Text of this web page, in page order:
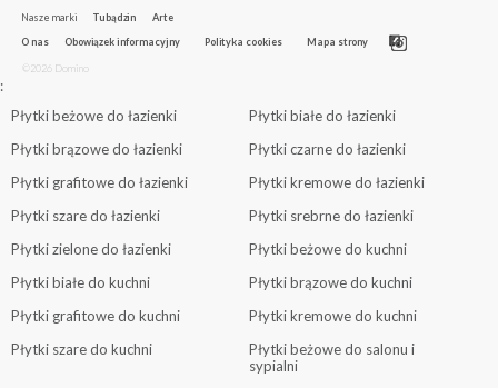
Nasze marki Tubądzin
Arte
O nas
Obowiązek informacyjny Polityka cookies Mapa strony
©2026 Domino
:
Płytki beżowe do łazienki
Płytki białe do łazienki
Płytki brązowe do łazienki
Płytki czarne do łazienki
Płytki grafitowe do łazienki
Płytki kremowe do łazienki
Płytki szare do łazienki
Płytki srebrne do łazienki
Płytki zielone do łazienki
Płytki beżowe do kuchni
Płytki białe do kuchni
Płytki brązowe do kuchni
Płytki grafitowe do kuchni
Płytki kremowe do kuchni
Płytki szare do kuchni
Płytki beżowe do salonu i
sypialni